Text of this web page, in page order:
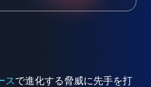
スで進化する脅威に先手を打